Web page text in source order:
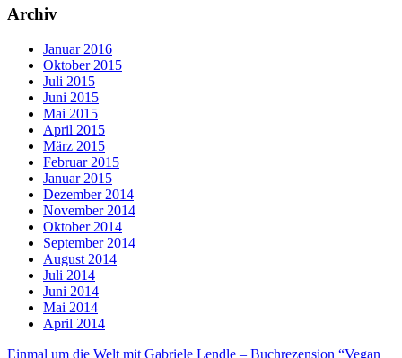
Archiv
Januar 2016
Oktober 2015
Juli 2015
Juni 2015
Mai 2015
April 2015
März 2015
Februar 2015
Januar 2015
Dezember 2014
November 2014
Oktober 2014
September 2014
August 2014
Juli 2014
Juni 2014
Mai 2014
April 2014
Einmal um die Welt mit Gabriele Lendle – Buchrezension “Vegan